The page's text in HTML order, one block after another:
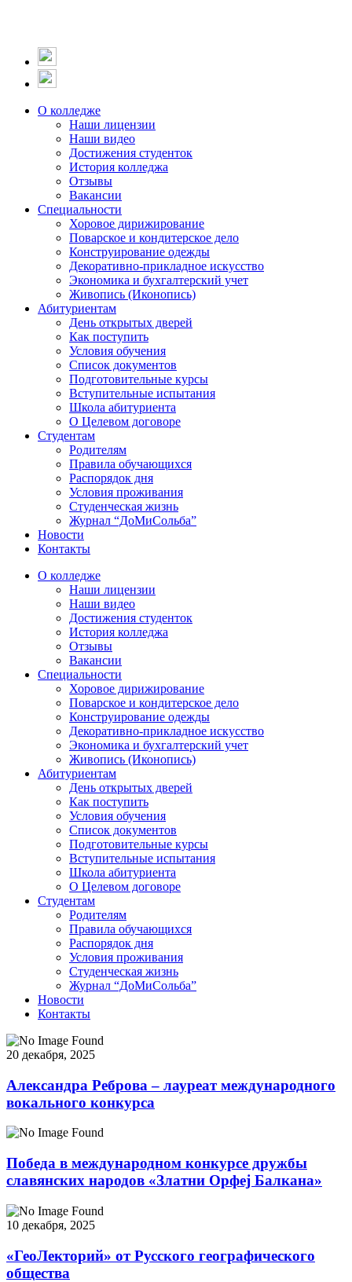
О колледже
Наши лицензии
Наши видео
Достижения студенток
История колледжа
Отзывы
Вакансии
Специальности
Хоровое дирижирование
Поварское и кондитерское дело
Конструирование одежды
Декоративно-прикладное искусство
Экономика и бухгалтерский учет​
Живопись (Иконопись)
Абитуриентам
День открытых дверей
Как поступить
Условия обучения
Список документов
Подготовительные курсы
Вступительные испытания
Школа абитуриента
О Целевом договоре
Студентам
Родителям
Правила обучающихся
Распорядок дня
Условия проживания
Студенческая жизнь
Журнал “ДоМиСольба”
Новости
Контакты
О колледже
Наши лицензии
Наши видео
Достижения студенток
История колледжа
Отзывы
Вакансии
Специальности
Хоровое дирижирование
Поварское и кондитерское дело
Конструирование одежды
Декоративно-прикладное искусство
Экономика и бухгалтерский учет​
Живопись (Иконопись)
Абитуриентам
День открытых дверей
Как поступить
Условия обучения
Список документов
Подготовительные курсы
Вступительные испытания
Школа абитуриента
О Целевом договоре
Студентам
Родителям
Правила обучающихся
Распорядок дня
Условия проживания
Студенческая жизнь
Журнал “ДоМиСольба”
Новости
Контакты
20 декабря, 2025
Александра Реброва – лауреат международного
вокального конкурса
Победа в международном конкурсе дружбы
славянских народов «Златни Орфеj Балкана»
10 декабря, 2025
«ГеоЛекторий» от Русского географического
общества